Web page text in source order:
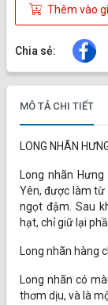
Thêm vào
Chia sẻ:
MÔ TẢ CHI TIẾT
LONG NHÃN
Long nhãn
Yên, được làm từ
ngọt đậm. Sau
hạt, chỉ giữ lại
Long nhãn hàng
Long nhãn có
thơm dịu, và là